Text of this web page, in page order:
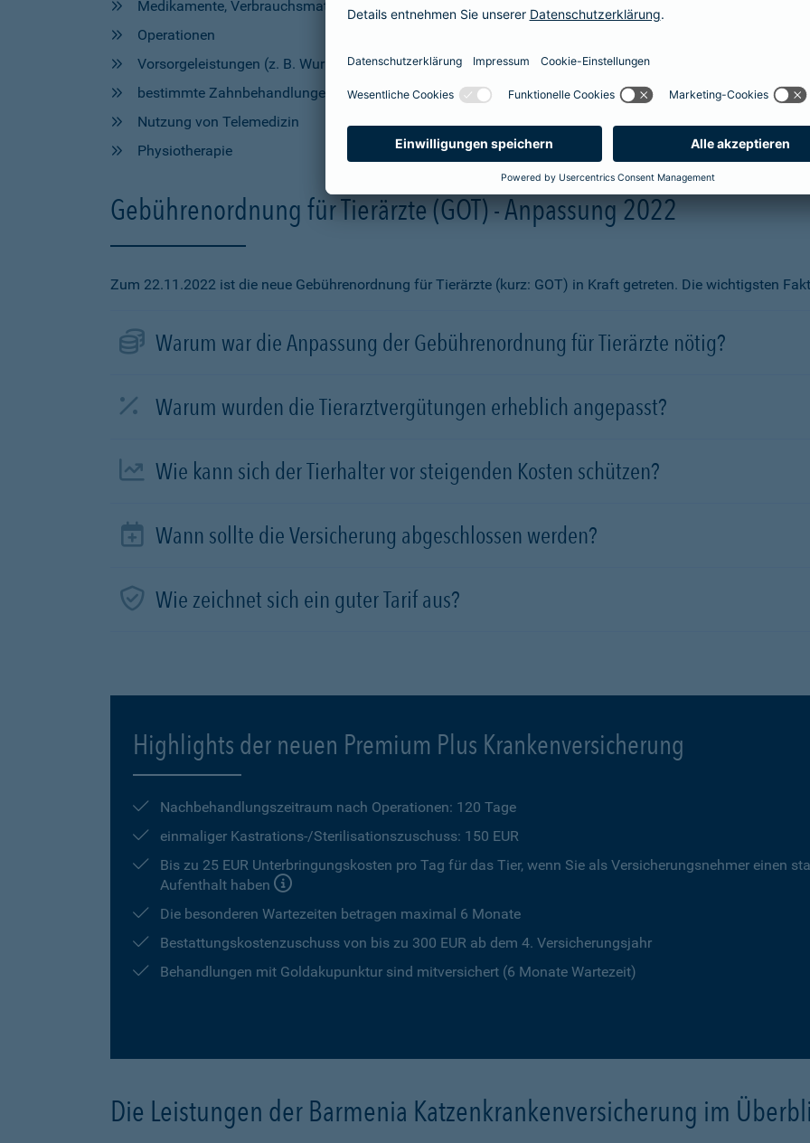
Medikamente, Verbrauchsmaterial und Hilfsmittel
Operationen
Vorsorgeleistungen (z. B. Wurmkur, Impfung)
bestimmte Zahnbehandlungen
Nutzung von Telemedizin
Physiotherapie
Gebührenordnung für Tierärzte (GOT) - Anpassung 2022
Zum 22.11.2022 ist die neue Gebührenordnung für Tierärzte (kurz: GOT) in Kraft getreten. Die wichtigsten
Warum war die Anpassung der Gebührenordnung für Tierärzte nötig?
Warum wurden die Tierarztvergütungen erheblich angepasst?
Wie kann sich der Tierhalter vor steigenden Kosten schützen?
Wann sollte die Versicherung abgeschlossen werden?
Wie zeichnet sich ein guter Tarif aus?
Highlights der neuen Premium Plus Krankenversicherung
Nachbehandlungszeitraum nach Operationen: 120 Tage
einmaliger Kastrations-/Sterilisationszuschuss: 150 EUR
Bis zu 25 EUR Unterbringungskosten pro Tag für das Tier, wenn Sie als Versicherungsnehmer einen
Aufenthalt haben
Die besonderen Wartezeiten betragen maximal 6 Monate
Bestattungskostenzuschuss von bis zu 300 EUR ab dem 4. Versicherungsjahr
Behandlungen mit Goldakupunktur sind mitversichert (6 Monate Wartezeit)
Die Leistungen der Barmenia Katzenkrankenversicherung im